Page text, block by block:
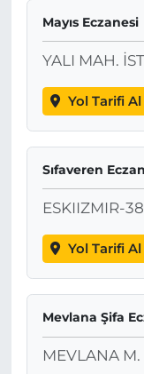
Mayıs Eczanesi
YALI MAH.
Yol Tarifi Al
Sıfaveren
ESKIIZMIR-
Yol Tarifi Al
Mevlana Şifa
MEVLANA M.